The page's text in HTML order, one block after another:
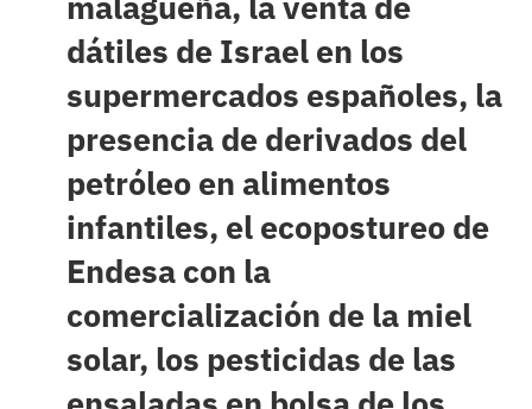
dátiles de Israel en los
supermercados españoles, la
presencia de derivados del
petróleo en alimentos
infantiles, el ecopostureo de
Endesa con la
comercialización de la miel
solar, los pesticidas de las